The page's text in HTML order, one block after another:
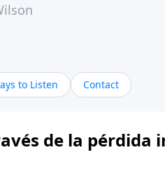
to Listen Contact
de la pérdida